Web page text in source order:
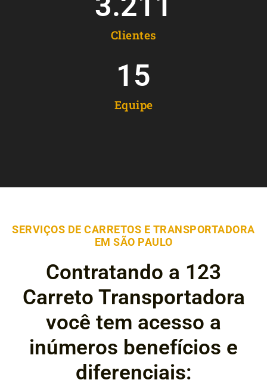
Clientes
Equipe
15
SERVIÇOS DE CARRETOS E TRANSPORTADORA
EM SÃO PAULO
Contratando a 123
Carreto Transportadora
você tem acesso a
inúmeros benefícios e
diferenciais: